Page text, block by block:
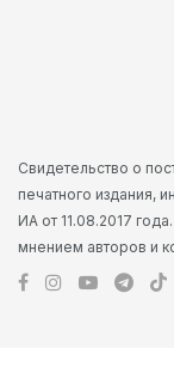
Свидетельство о
печатного издания,
ИА от 11.08.2017
мнением авторов и